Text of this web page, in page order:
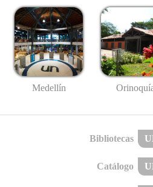
Medellín
Bibliotecas
Catálogo